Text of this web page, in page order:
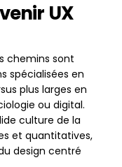
UX
chemins sont
spécialisées en
plus larges en
ou digital.
culture de la
et quantitatives,
design centré